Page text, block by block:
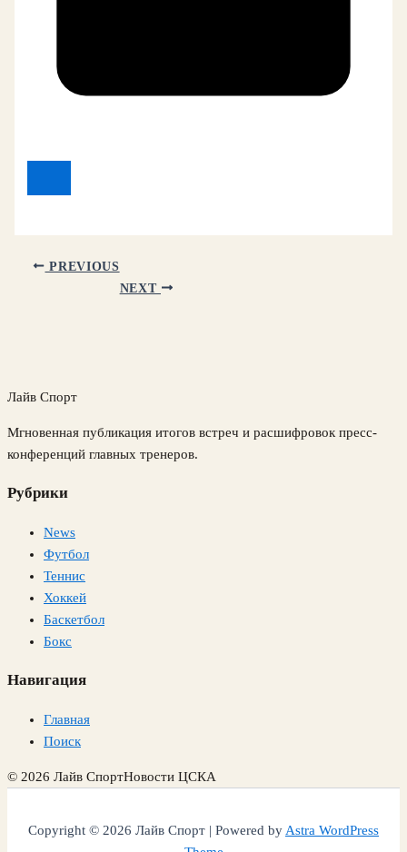
PREVIOUS
NEXT
Лайв Спорт
Мгновенная публикация итогов встреч и расшифровок пресс-
конференций главных тренеров.
Рубрики
News
Футбол
Теннис
Хоккей
Баскетбол
Бокс
Навигация
Главная
Поиск
© 2026 Лайв СпортНовости ЦСКА
Copyright © 2026 Лайв Спорт | Powered byAstra WordPress